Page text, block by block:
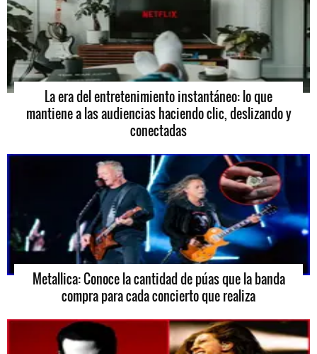
La era del entretenimiento instantáneo: lo que
mantiene a las audiencias haciendo clic, deslizando y
conectadas
Metallica: Conoce la cantidad de púas que la banda
compra para cada concierto que realiza